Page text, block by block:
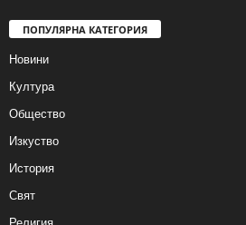
ПОПУЛЯРНА КАТЕГОРИЯ
Новини
Култура
Общество
Изкуство
История
Свят